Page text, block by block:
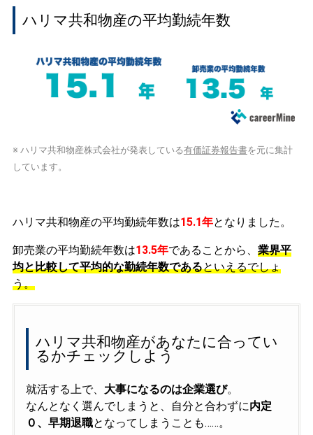
ハリマ共和物産の平均勤続年数
※ ハリマ共和物産株式会社が発表している有価証券報告書を元に集計
しています。
ハリマ共和物産の平均勤続年数は15.1年となりました。
卸売業の平均勤続年数は13.5年であることから、 業界平
均と比較して平均的な勤続年数であるといえるでしょ
う。
ハリマ共和物産があなたに合ってい
るかチェックしよう
就活する上で、 大事になるのは企業選び。
なんとなく選んでしまうと、自分と合わずに内定
０、早期退職となってしまうことも……。